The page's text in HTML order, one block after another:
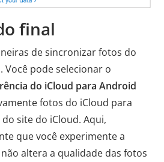
final
de sincronizar fotos do
Você pode selecionar o
do iCloud para Android
fotos do iCloud para
site do iCloud. Aqui,
que você experimente a
altera a qualidade das fotos